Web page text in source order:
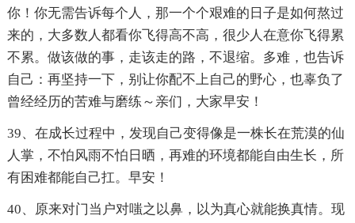
你！你无需告诉每个人，那一个个艰难的日子是如何熬过
来的，大多数人都看你飞得高不高，很少人在意你飞得累
不累。做该做的事，走该走的路，不退缩。多难，也告诉
自己：再坚持一下，别让你配不上自己的野心，也辜负了
曾经经历的苦难与磨练～亲们，大家早安！
39、在成长过程中，发现自己变得像是一株长在荒漠的仙
人掌，不怕风雨不怕日晒，再难的环境都能自由生长，所
有困难都能自己扛。早安！
40、原来对门当户对嗤之以鼻，以为真心就能换真情。现